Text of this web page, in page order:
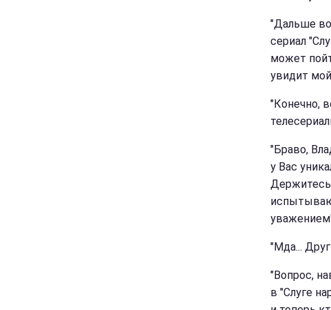
"Дальше
сериал
может
увидит
"Конечно,
"Браво,
у Вас
"Мда...
"Вопрос,
в "Слуге